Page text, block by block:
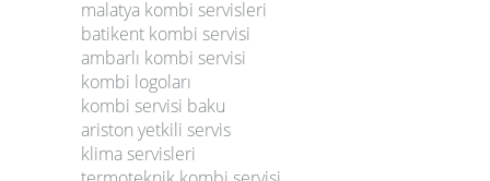
malatya kombi servisleri
batikent kombi servisi
ambarlı kombi servisi
kombi logoları
kombi servisi baku
ariston yetkili servis
klima servisleri